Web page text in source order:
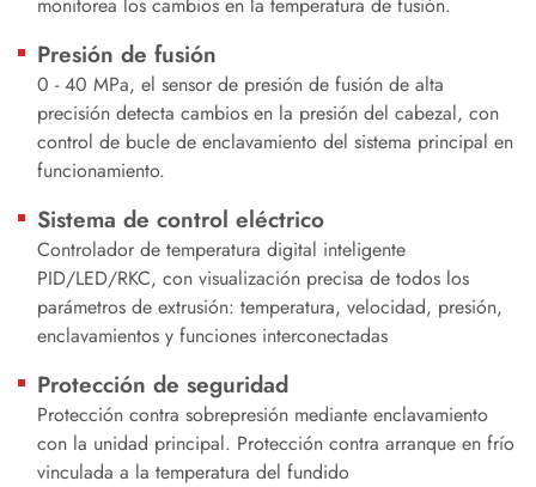
Presión de fusión
0 - 40 MPa, el sensor de presión de fusión de alta
precisión detecta cambios en la presión del cabezal, con
control de bucle de enclavamiento del sistema principal en
funcionamiento.
Sistema de control eléctrico
Controlador de temperatura digital inteligente
PID/LED/RKC, con visualización precisa de todos los
parámetros de extrusión: temperatura, velocidad, presión,
enclavamientos y funciones interconectadas
Protección de seguridad
Protección contra sobrepresión mediante enclavamiento
con la unidad principal. Protección contra arranque en frío
vinculada a la temperatura del fundido